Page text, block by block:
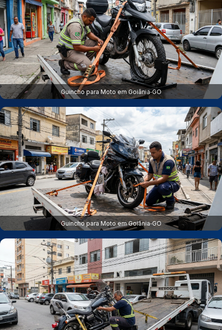
Guincho para Moto em Goiânia‑GO
Guincho para Moto em Goiânia‑GO